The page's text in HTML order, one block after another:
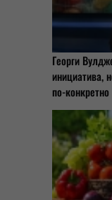
Георги
инициатива,
по-конкретно